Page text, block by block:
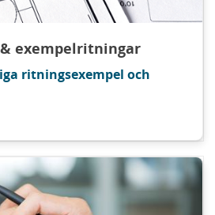
exempelritningar
ritningsexempel och